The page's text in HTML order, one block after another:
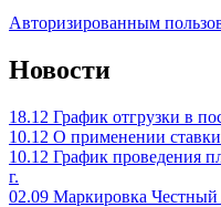
Авторизированным
Новости
18.12 График отгрузки в
10.12 О применении
10.12 График проведения
г.
02.09 Маркировка Честный